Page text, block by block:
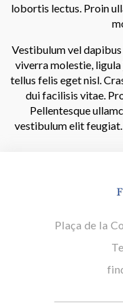
lobortis lectus. Proin
Vestibulum vel
viverra molestie,
tellus felis eget nisl.
dui facilisis vitae.
Pellentesque
vestibulum elit
Plaça de la